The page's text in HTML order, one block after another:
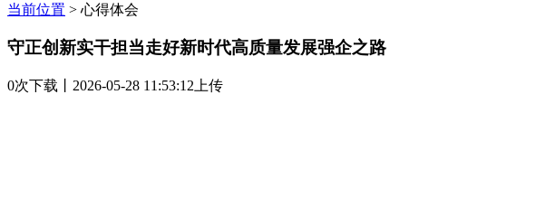
当前位置 > 心得体会
守正创新实干担当走好新时代高质量发展强企之路
0次下载 丨2026-05-28 11:53:12上传